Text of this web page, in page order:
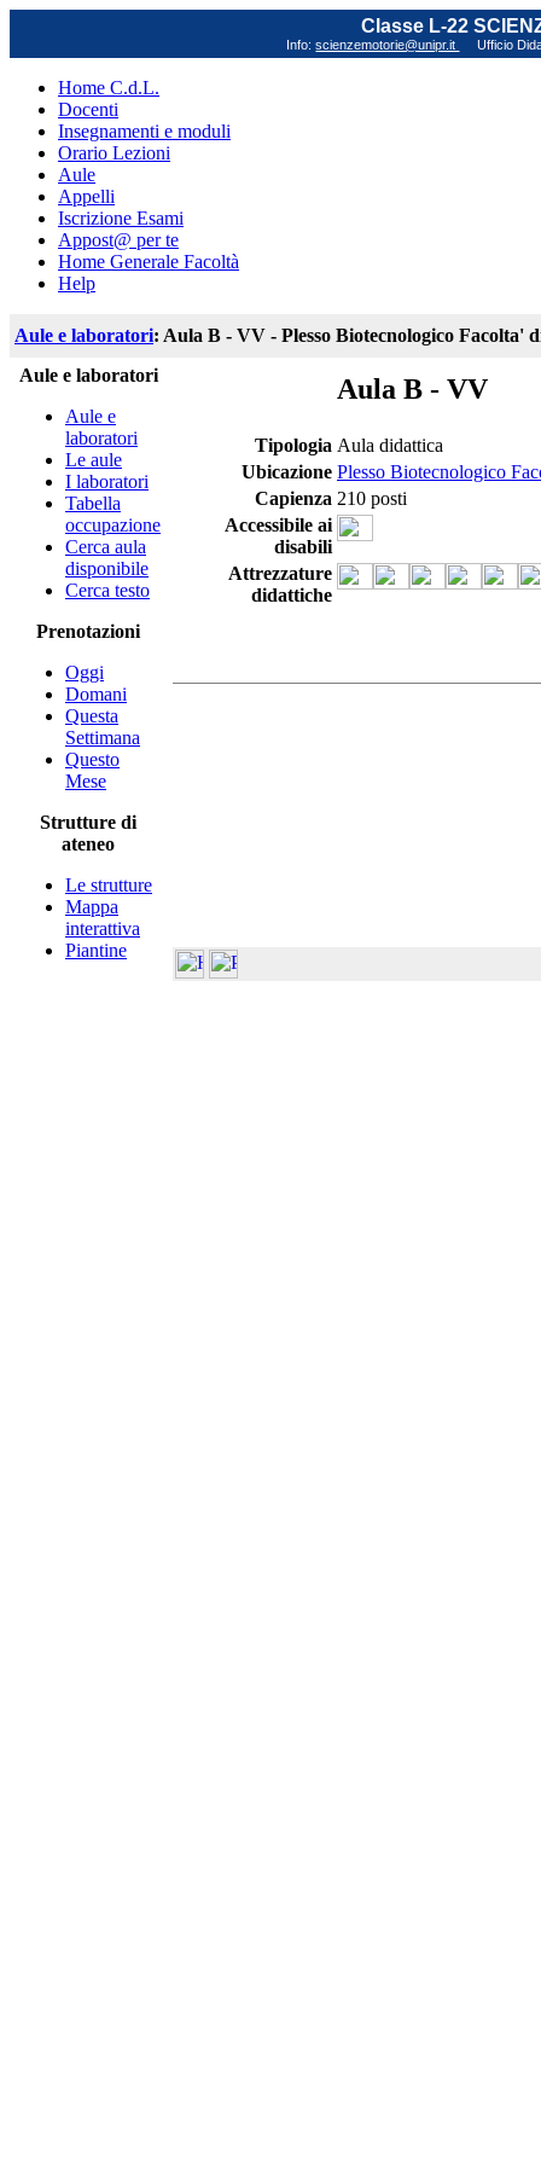
Classe L-22
Info:scienzemotorie@unipr.it Ufficio
Home C.d.L.
Docenti
Insegnamenti e moduli
Orario Lezioni
Aule
Appelli
Iscrizione Esami
Appost@ per te
Home Generale Facoltà
Help
Aule e laboratori: Aula B - VV - Plesso Biotecnologico Facolta'
Aule e laboratori
Aule e
laboratori
Le aule
I laboratori
Tabella
occupazione
Cerca aula
disponibile
Cerca testo
Prenotazioni
Oggi
Domani
Questa
Settimana
Questo
Mese
Strutture di
ateneo
Le strutture
Mappa
interattiva
Piantine
Aula B - VV
Tipologia Aula didattica
Ubicazione Plesso Biotecnologico
Capienza 210 posti
Accessibile ai
disabili
Attrezzature
didattiche